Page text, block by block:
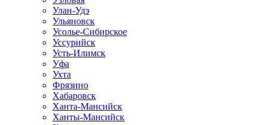
Улан-Удэ
Ульяновск
Усолье-Сибирское
Уссурийск
Усть-Илимск
Уфа
Ухта
Фрязино
Хабаровск
Ханта-Мансийск
Ханты-Мансийск